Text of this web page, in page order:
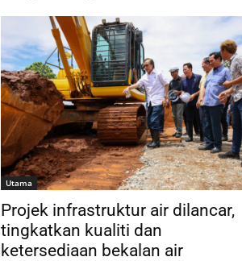
Utama
Projek infrastruktur air dilancar,
tingkatkan kualiti dan
ketersediaan bekalan air